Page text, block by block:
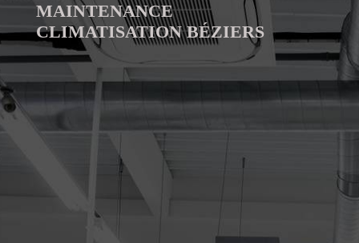
MAINTENANCE
CLIMATISATION BÉZIERS